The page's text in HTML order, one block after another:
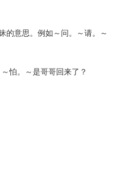
的意思。例如～问。～请。～
怕。～是哥哥回来了？